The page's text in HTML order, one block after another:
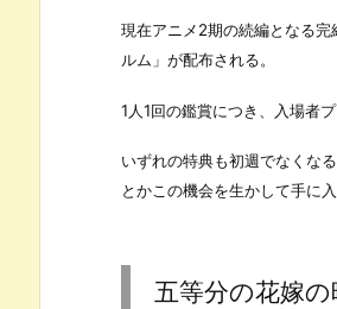
現在アニメ2期の続編となる
ルム」が配布される。
1人1回の鑑賞につき、入場者
いずれの特典も初週でなくな
とかこの機会を生かして手に
五等分の花嫁